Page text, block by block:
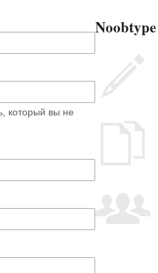
который вы не